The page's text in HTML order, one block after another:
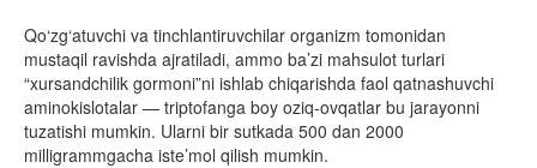
Qo‘zg‘atuvchi va tinchlantiruvchilar organizm tomonidan
mustaqil ravishda ajratiladi, ammo ba’zi mahsulot turlari
“xursandchilik gormoni”ni ishlab chiqarishda faol qatnashuvchi
aminokislotalar — triptofanga boy oziq-ovqatlar bu jarayonni
tuzatishi mumkin. Ularni bir sutkada 500 dan 2000
milligrammgacha iste’mol qilish mumkin.